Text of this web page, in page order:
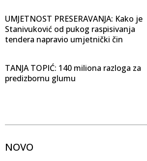
UMJETNOST PRESERAVANJA: Kako je
Stanivuković od pukog raspisivanja
tendera napravio umjetnički čin
TANJA TOPIĆ: 140 miliona razloga za
predizbornu glumu
NOVO